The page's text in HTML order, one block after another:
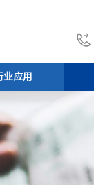
业应用